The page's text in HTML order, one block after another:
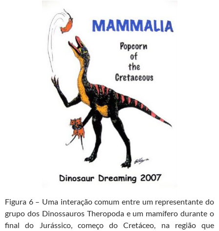
Figura 6 – Uma interação comum entre um representante do
grupo dos Dinossauros Theropoda e um mamífero durante o
final do Jurássico, começo do Cretáceo, na região que